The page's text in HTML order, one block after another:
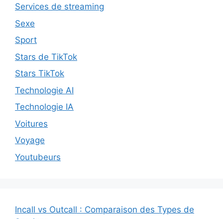
Services de streaming
Sexe
Sport
Stars de TikTok
Stars TikTok
Technologie AI
Technologie IA
Voitures
Voyage
Youtubeurs
Incall vs Outcall : Comparaison des Types de